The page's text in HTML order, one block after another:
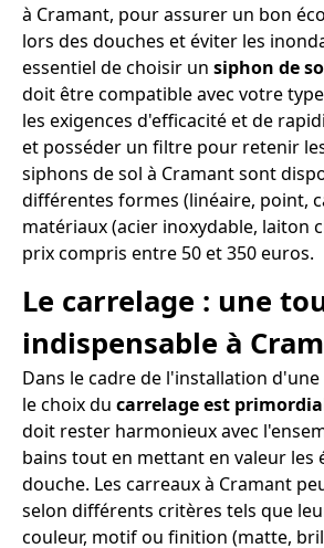
à Cramant, pour assurer un bon
lors des douches et éviter les
essentiel de choisir un siphon de
doit être compatible avec votre
les exigences d'efficacité et de
et posséder un filtre pour retenir
siphons de sol à Cramant sont
différentes formes (linéaire, point,
matériaux (acier inoxydable, laiton
prix compris entre 50 et 350 euros.
Le carrelage : une
indispensable à
Dans le cadre de l'installation
le choix du carrelage est
doit rester harmonieux avec
bains tout en mettant en valeur les
douche. Les carreaux à Cramant
selon différents critères tels que
couleur, motif ou finition (matte,